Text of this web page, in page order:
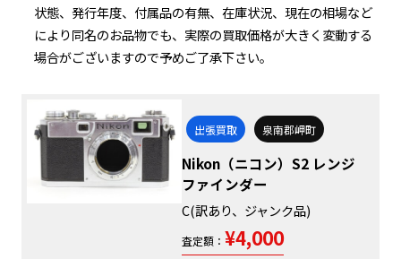
状態、発行年度、付属品の有無、在庫状況、現在の相場など
により同名のお品物でも、実際の買取価格が大きく変動する
場合がございますので予めご了承下さい。
出張買取 泉南郡岬町
Nikon（ニコン）S2 レンジ
ファインダー
C(訳あり、ジャンク品)
査定額： ¥4,000